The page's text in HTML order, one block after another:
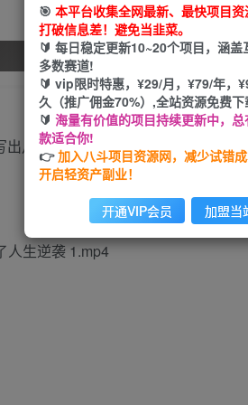
开通会员
人生逆袭 1.mp4
🎯 本平台收集全网最新、最快项目资
打破信息差！避免当韭菜。
🔰 每日稳定更新10~20个项目，涵盖
多数赛道!
🔰 vip限时特惠，¥29/月，¥79/年，
久（推广佣金70%）,全站资源免费下
🔰 海量有价值的项目持续更新中，总
款适合你!
👉加入八斗项目资源网，减少试错成
开启轻资产副业！
开通VIP会员 加盟当